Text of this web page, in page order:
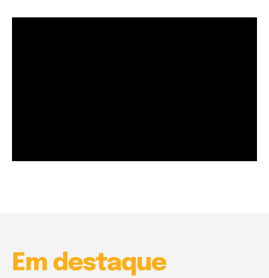
Em destaque